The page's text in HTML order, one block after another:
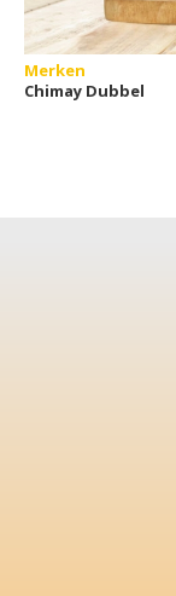
Merken
Chimay Dubbel